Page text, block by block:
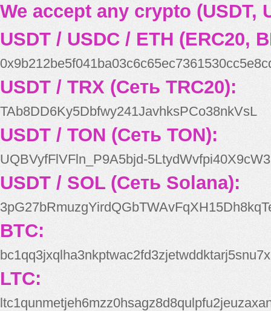
We accept any crypto (USDT,
USDT / USDC / ETH (ERC20,
USDT / TRX (Сеть TRC20):
TAb8DD6Ky5Dbfwy241JavhksPCo38nkVsL
USDT / TON (Сеть TON):
UQBVyfFlVFln_P9A5bjd-
USDT / SOL (Сеть Solana):
BTC:
bc1qq3jxqlha3nkptwac2fd3zjetwddktarj5snu7x
LTC: